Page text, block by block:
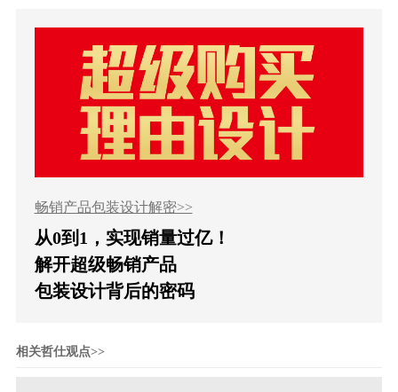
畅销产品包装设计解密>>
从0到1，实现销量过亿！
解开超级畅销产品
包装设计背后的密码
相关哲仕观点>>